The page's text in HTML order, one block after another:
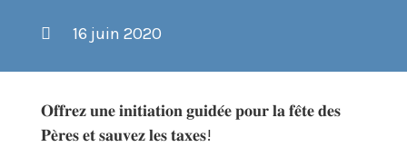
16 juin 2020
𝐎𝐟𝐟𝐫𝐞𝐳 𝐮𝐧𝐞 𝐢𝐧𝐢𝐭𝐢𝐚𝐭𝐢𝐨𝐧 𝐠𝐮𝐢𝐝𝐞́𝐞 𝐩𝐨𝐮𝐫 𝐥𝐚 𝐟𝐞̂𝐭𝐞 𝐝𝐞𝐬
𝐏𝐞̀𝐫𝐞𝐬 𝐞𝐭 𝐬𝐚𝐮𝐯𝐞𝐳 𝐥𝐞𝐬 𝐭𝐚𝐱𝐞𝐬!